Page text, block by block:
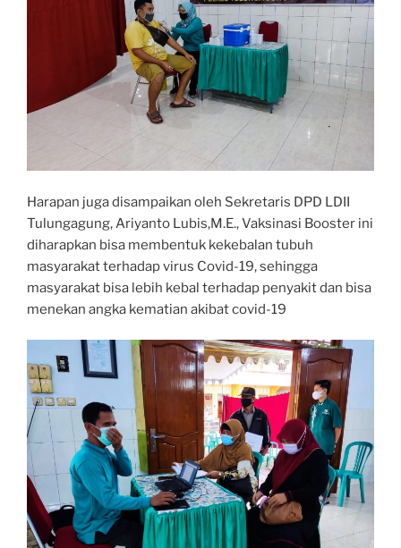
Harapan juga disampaikan oleh Sekretaris DPD LDII
Tulungagung, Ariyanto Lubis,M.E., Vaksinasi Booster ini
diharapkan bisa membentuk kekebalan tubuh
masyarakat terhadap virus Covid-19, sehingga
masyarakat bisa lebih kebal terhadap penyakit dan bisa
menekan angka kematian akibat covid-19